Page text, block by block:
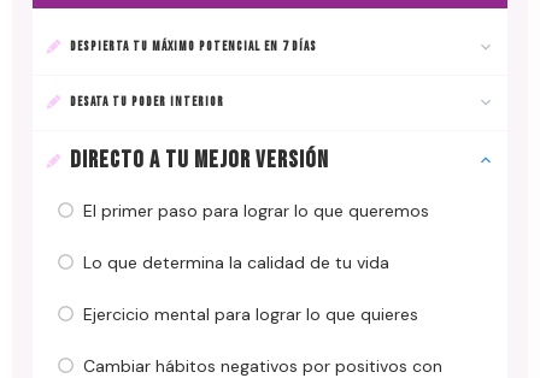
DESPIERTA TU MÁXIMO POTENCIAL EN 7 DÍAS
DESATA TU PODER INTERIOR
DIRECTO A TU MEJOR VERSIÓN
El primer paso para lograr lo que queremos
Lo que determina la calidad de tu vida
Ejercicio mental para lograr lo que quieres
Cambiar hábitos negativos por positivos con